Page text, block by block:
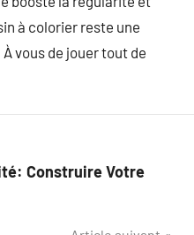
à colorier reste une
vous de jouer tout de
Construire Votre